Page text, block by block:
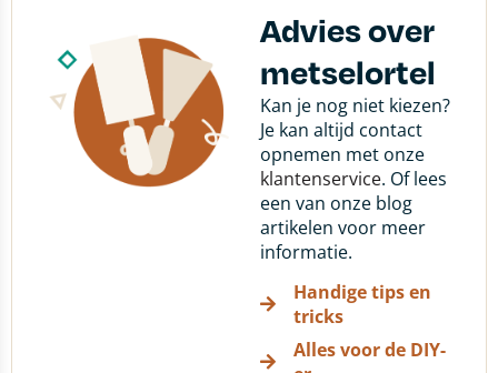
Advies over
metselortel
Kan je nog niet kiezen?
Je kan altijd contact
opnemen met onze
klantenservice. Of lees
een van onze blog
artikelen voor meer
informatie.
Handige tips en
tricks
Alles voor de DIY-